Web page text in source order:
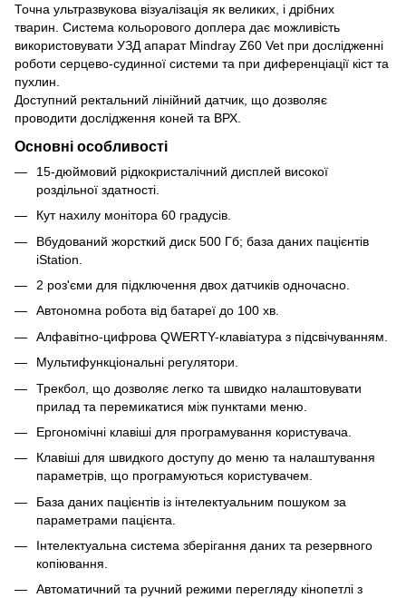
Точна ультразвукова візуалізація як великих, і дрібних
тварин. Система кольорового доплера дає можливість
використовувати УЗД апарат Mindray Z60 Vet при дослідженні
роботи серцево-судинної системи та при диференціації кіст та
пухлин.
Доступний ректальний лінійний датчик, що дозволяє
проводити дослідження коней та ВРХ.
Основні особливості
15-дюймовий рідкокристалічний дисплей високої
роздільної здатності.
Кут нахилу монітора 60 градусів.
Вбудований жорсткий диск 500 Гб; база даних пацієнтів
iStation.
2 роз'єми для підключення двох датчиків одночасно.
Автономна робота від батареї до 100 хв.
Алфавітно-цифрова QWERTY-клавіатура з підсвічуванням.
Мультифункціональні регулятори.
Трекбол, що дозволяє легко та швидко налаштовувати
прилад та перемикатися між пунктами меню.
Ергономічні клавіші для програмування користувача.
Клавіші для швидкого доступу до меню та налаштування
параметрів, що програмуються користувачем.
База даних пацієнтів із інтелектуальним пошуком за
параметрами пацієнта.
Інтелектуальна система зберігання даних та резервного
копіювання.
Автоматичний та ручний режими перегляду кінопетлі з